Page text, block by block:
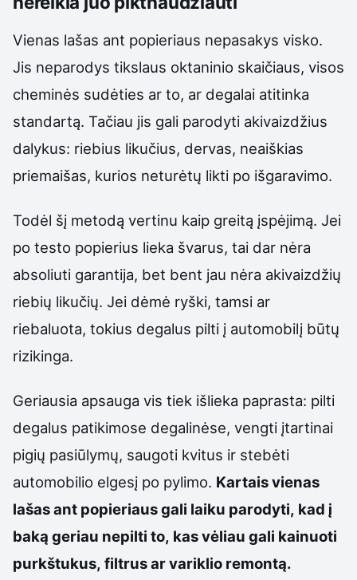
Vienas lašas ant popieriaus nepasakys visko.
Jis neparodys tikslaus oktaninio skaičiaus, visos
cheminės sudėties ar to, ar degalai atitinka
standartą. Tačiau jis gali parodyti akivaizdžius
dalykus: riebius likučius, dervas, neaiškias
priemaišas, kurios neturėtų likti po išgaravimo.
Todėl šį metodą vertinu kaip greitą įspėjimą. Jei
po testo popierius lieka švarus, tai dar nėra
absoliuti garantija, bet bent jau nėra akivaizdžių
riebių likučių. Jei dėmė ryški, tamsi ar
riebaluota, tokius degalus pilti į automobilį būtų
rizikinga.
Geriausia apsauga vis tiek išlieka paprasta: pilti
degalus patikimose degalinėse, vengti įtartinai
pigių pasiūlymų, saugoti kvitus ir stebėti
automobilio elgesį po pylimo. Kartais vienas
lašas ant popieriaus gali laiku parodyti, kad į
baką geriau nepilti to, kas vėliau gali kainuoti
purkštukus, filtrus ar variklio remontą.